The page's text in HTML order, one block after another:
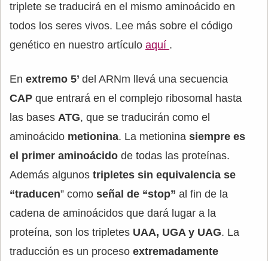
triplete se traducirá en el mismo aminoácido en
todos los seres vivos. Lee más sobre el código
genético en nuestro artículo aquí .
En extremo 5’ del ARNm llevá una secuencia
CAP que entrará en el complejo ribosomal hasta
las bases ATG, que se traducirán como el
aminoácido metionina. La metionina siempre es
el primer aminoácido de todas las proteínas.
Además algunos tripletes sin equivalencia se
“traducen” como señal de “stop” al fin de la
cadena de aminoácidos que dará lugar a la
proteína, son los tripletes UAA, UGA y UAG. La
traducción es un proceso extremadamente